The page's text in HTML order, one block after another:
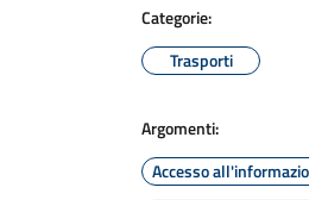
Categorie:
Trasporti
Argomenti:
Accesso